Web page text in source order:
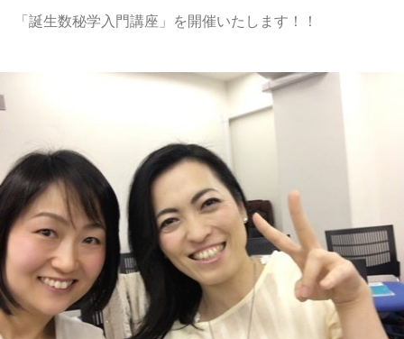
「誕生数秘学入門講座」を開催いたします！！